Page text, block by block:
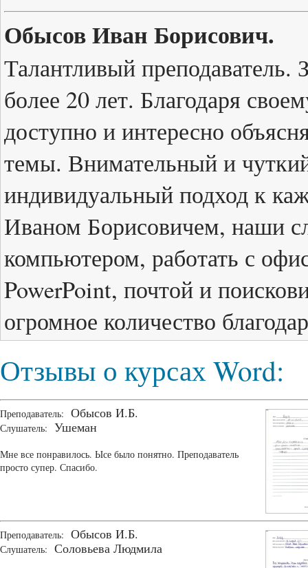
Обысов Иван Борисович.
Талантливый преподаватель.
более 20 лет. Благодаря
доступно и интересно
темы. Внимательный и
индивидуальный подход к
Иваном Борисовичем, наши
компьютером, работать с
PowerPoint, почтой и
огромное количество
Отзывы о курсах Word:
Преподаватель: Обысов И.Б.
Слушатель: Ушеман
Мне все понравилось. Ысе было понятно. Преподаватель
просто супер. Спасибо.
Преподаватель: Обысов И.Б.
Слушатель: Соловьева Людмила